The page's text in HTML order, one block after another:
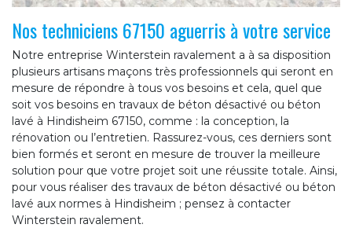
Nos techniciens 67150 aguerris à votre service
Notre entreprise Winterstein ravalement a à sa disposition
plusieurs artisans maçons très professionnels qui seront en
mesure de répondre à tous vos besoins et cela, quel que
soit vos besoins en travaux de béton désactivé ou béton
lavé à Hindisheim 67150, comme : la conception, la
rénovation ou l’entretien. Rassurez-vous, ces derniers sont
bien formés et seront en mesure de trouver la meilleure
solution pour que votre projet soit une réussite totale. Ainsi,
pour vous réaliser des travaux de béton désactivé ou béton
lavé aux normes à Hindisheim ; pensez à contacter
Winterstein ravalement.